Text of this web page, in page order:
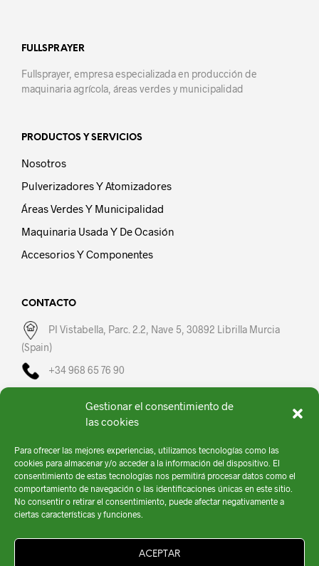
Gestionar el consentimiento de
las cookies
Para ofrecer las mejores experiencias, utilizamos tecnologías como las
cookies para almacenar y/o acceder a la información del dispositivo. El
consentimiento de estas tecnologías nos permitirá procesar datos como el
comportamiento de navegación o las identificaciones únicas en este sitio.
No consentir o retirar el consentimiento, puede afectar negativamente a
ciertas características y funciones.
ACEPTAR
FULLSPRAYER
Fullsprayer, empresa especializada en producción de
maquinaria agrícola, áreas verdes y municipalidad
PRODUCTOS Y SERVICIOS
Nosotros
Pulverizadores Y Atomizadores
Áreas Verdes Y Municipalidad
Maquinaria Usada Y De Ocasión
Accesorios Y Componentes
CONTACTO
PI Vistabella, Parc. 2.2, Nave 5, 30892 Librilla Murcia
(Spain)
+34 968 65 76 90
L-V: 08:00 – 16:00
Fullsprayer © 2020 | Todos los Derechos Reservados |